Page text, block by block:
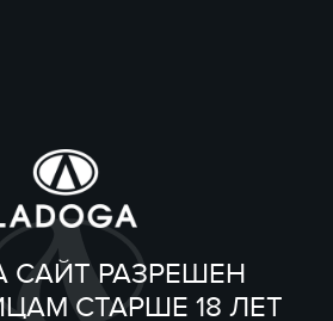
САЙТ РАЗРЕШЕН
СТАРШЕ 18 ЛЕТ